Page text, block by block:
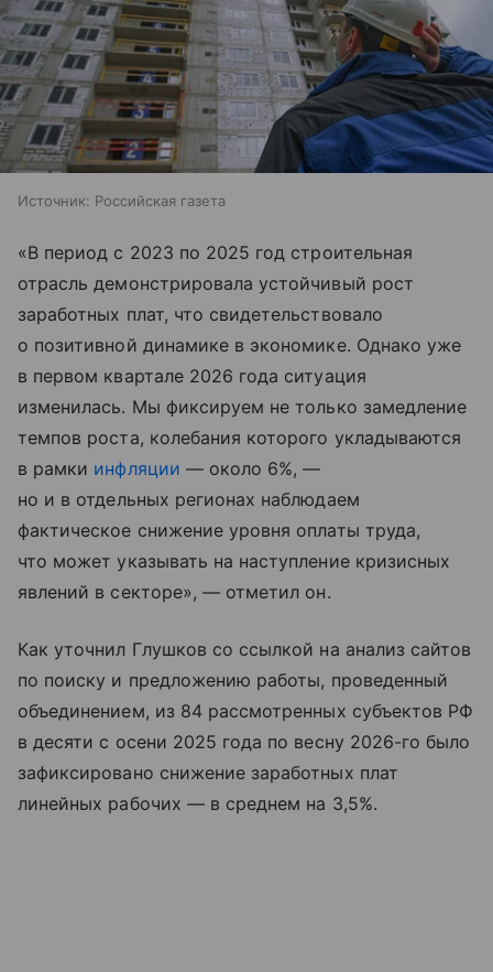
Источник: Российская газета
«В период с 2023 по 2025 год строительная
отрасль демонстрировала устойчивый рост
заработных плат, что свидетельствовало
о позитивной динамике в экономике. Однако уже
в первом квартале 2026 года ситуация
изменилась. Мы фиксируем не только замедление
темпов роста, колебания которого укладываются
в рамки инфляции — около 6%, —
но и в отдельных регионах наблюдаем
фактическое снижение уровня оплаты труда,
что может указывать на наступление кризисных
явлений в секторе», — отметил он.
Как уточнил Глушков со ссылкой на анализ сайтов
по поиску и предложению работы, проведенный
объединением, из 84 рассмотренных субъектов РФ
в десяти с осени 2025 года по весну 2026-го было
зафиксировано снижение заработных плат
линейных рабочих — в среднем на 3,5%.